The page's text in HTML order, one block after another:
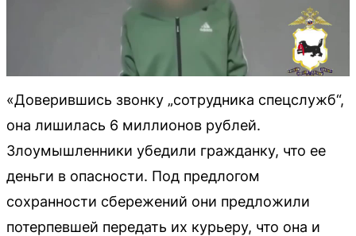
«Доверившись звонку „сотрудника спецслужб“,
она лишилась 6 миллионов рублей.
Злоумышленники убедили гражданку, что ее
деньги в опасности. Под предлогом
сохранности сбережений они предложили
потерпевшей передать их курьеру, что она и